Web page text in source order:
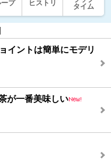
ープ ヒストリ
タイム
イントは簡単にモデリ
が一番美味しい